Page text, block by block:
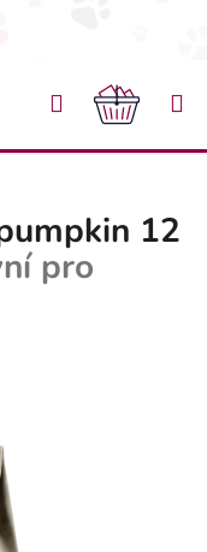
Hledat
12
pro
hvězdiček.